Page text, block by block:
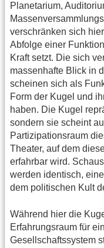
Planetarium,
verschränken sich
Abfolge einer
Kraft setzt. Die sich
massenhafte Blick in
scheinen sich als
Form der Kugel und
haben. Die Kugel
sondern sie scheint
Partizipationsraum
Theater, auf dem
erfahrbar wird.
werden identisch,
dem politischen Kult
Während hier die
Erfahrungsraum für
Gesellschaftssystem